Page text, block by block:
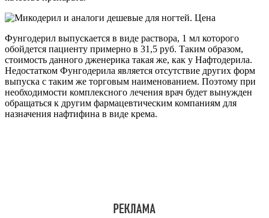
Фунгодерил выпускается в виде раствора, 1 мл которого
обойдется пациенту примерно в 31,5 руб. Таким образом,
стоимость данного дженерика такая же, как у Нафтодерила.
Недостатком Фунгодерила является отсутствие других форм
выпуска с таким же торговым наименованием. Поэтому при
необходимости комплексного лечения врач будет вынужден
обращаться к другим фармацевтическим компаниям для
назначения нафтифина в виде крема.